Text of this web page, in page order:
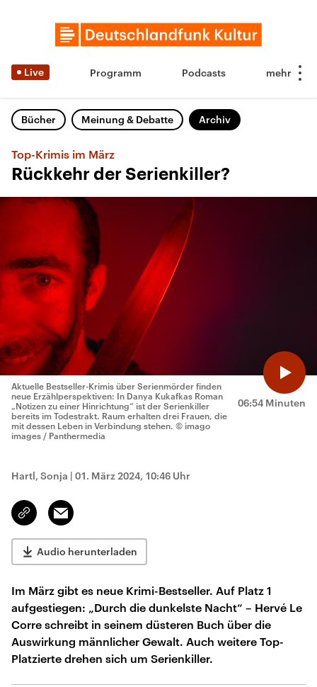
Live Programm Podcasts
Bücher Meinung & Debatte Archiv
Top-Krimis im März
Rückkehr der Serienkiller?
06:54 Minuten
Aktuelle Bestseller-Krimis über Serienmörder finden
neue Erzählperspektiven: In Danya Kukafkas Roman
„Notizen zu einer Hinrichtung“ ist der Serienkiller
bereits im Todestrakt. Raum erhalten drei Frauen, die
mit dessen Leben in Verbindung stehen. © imago
images / Panthermedia
Hartl, Sonja | 01. März 2024, 10:46 Uhr
Link
kopieren/teilen
Email
Audio herunterladen
Im März gibt es neue Krimi-Bestseller. Auf Platz 1
aufgestiegen: „Durch die dunkelste Nacht“ – Hervé Le
Corre schreibt in seinem düsteren Buch über die
Auswirkung männlicher Gewalt. Auch weitere Top-
Platzierte drehen sich um Serienkiller.